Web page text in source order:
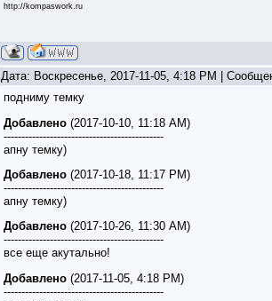
http://kompaswork.ru
Дата: Воскресенье, 2017-11-05, 4:18 PM |
подниму темку
Добавлено (2017-10-10, 11:18 AM)
---------------------------------------------
апну темку)
Добавлено (2017-10-18, 11:17 PM)
---------------------------------------------
апну темку)
Добавлено (2017-10-26, 11:30 AM)
---------------------------------------------
все еще акутально!
Добавлено (2017-11-05, 4:18 PM)
---------------------------------------------